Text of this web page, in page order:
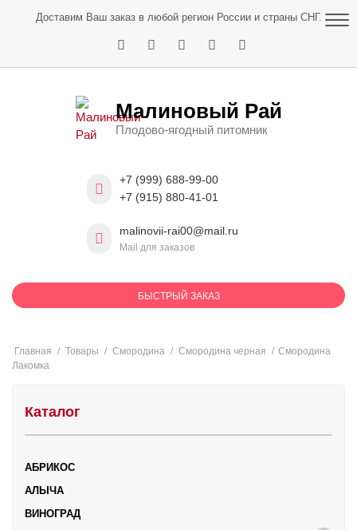
Доставим Ваш заказ в любой регион России и страны СНГ.
Малиновый Рай
Плодово-ягодный питомник
+7 (999) 688-99-00
+7 (915) 880-41-01
malinovii-rai00@mail.ru
Mail для заказов
БЫСТРЫЙ ЗАКАЗ
Главная / Товары / Смородина / Смородина черная / Смородина
Лакомка
Каталог
АБРИКОС
АЛЫЧА
ВИНОГРАД